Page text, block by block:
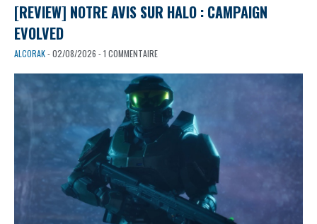
[REVIEW] NOTRE AVIS SUR HALO : CAMPAIGN
EVOLVED
ALCORAK- 02/08/2026 - 1 COMMENTAIRE